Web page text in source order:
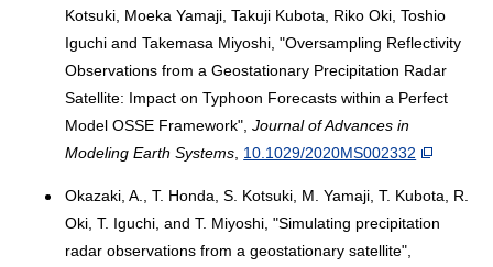
Kotsuki, Moeka Yamaji, Takuji Kubota, Riko Oki, Toshio
Iguchi and Takemasa Miyoshi, "Oversampling Reflectivity
Observations from a Geostationary Precipitation Radar
Satellite: Impact on Typhoon Forecasts within a Perfect
Model OSSE Framework",Journal of Advances in
Modeling Earth Systems 10.1029/2020MS002332
Okazaki, A., T. Honda, S. Kotsuki, M. Yamaji, T. Kubota, R.
Oki, T. Iguchi, and T. Miyoshi, "Simulating precipitation
radar observations from a geostationary satellite",